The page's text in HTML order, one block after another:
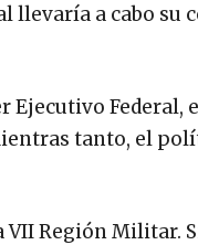
a cabo su
Ejecutivo Federal,
tanto, el
VII Región Militar.